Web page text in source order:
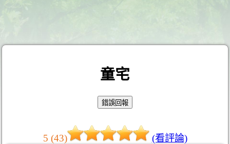
童宅
5 (43)
(看評論)